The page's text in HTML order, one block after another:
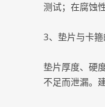
测试；在腐蚀
3、垫片与卡
垫片厚度、硬
不足而泄漏。